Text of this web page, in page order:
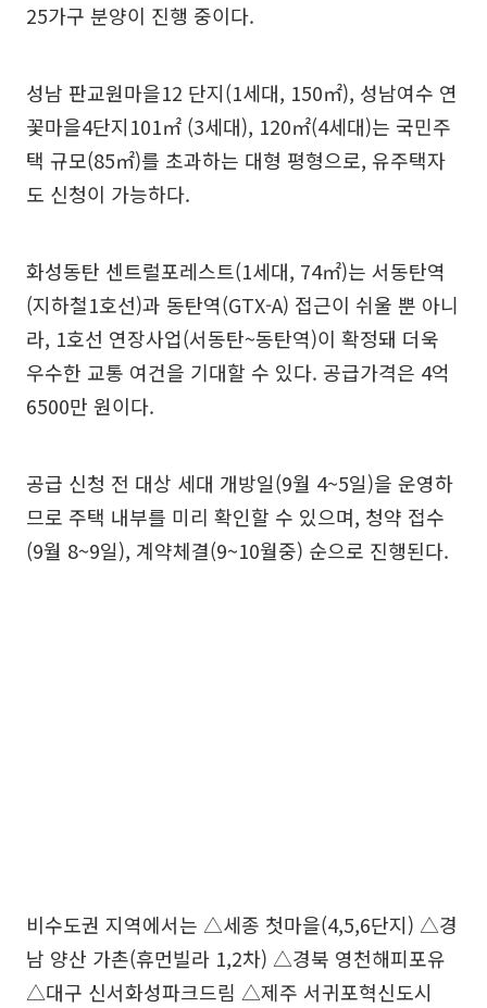
25가구 분양이 진행 중이다.
성남 판교원마을12 단지(1세대, 150㎡), 성남여수 연
꽃마을4단지101㎡ (3세대), 120㎡(4세대)는 국민주
택 규모(85㎡)를 초과하는 대형 평형으로, 유주택자
도 신청이 가능하다.
화성동탄 센트럴포레스트(1세대, 74㎡)는 서동탄역
(지하철1호선)과 동탄역(GTX-A) 접근이 쉬울 뿐 아니
라, 1호선 연장사업(서동탄~동탄역)이 확정돼 더욱
우수한 교통 여건을 기대할 수 있다. 공급가격은 4억
6500만 원이다.
공급 신청 전 대상 세대 개방일(9월 4~5일)을 운영하
므로 주택 내부를 미리 확인할 수 있으며, 청약 접수
(9월 8~9일), 계약체결(9~10월중) 순으로 진행된다.
비수도권 지역에서는 △세종 첫마을(4,5,6단지) △경
남 양산 가촌(휴먼빌라 1,2차) △경북 영천해피포유
△대구 신서화성파크드림 △제주 서귀포혁신도시